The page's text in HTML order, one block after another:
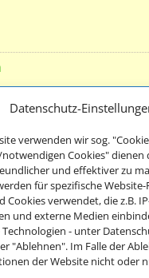
Datenschutz-
verwenden wir sog.
notwendigen Cookies" dienen
und effektiver zu
für spezifische
Cookies verwendet, die z.B.
und externe Medien
- unter
"Ablehnen". Im Falle der
der Website nicht oder
- Ferienwohnungen
18
bei
983818